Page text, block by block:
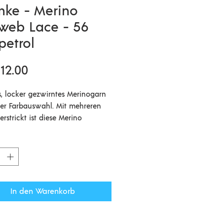
- Merino
Lace - 56
locker gezwirntes Merinogarn
Farbauswahl. Mit mehreren
ist diese Merino
Farbwechsel seinen
Farbverlauf kreieren. Ideal auch
für zusätzliche
mit Kidsilk. Kann einfädig
oder zum Weben
In den Warenkorb